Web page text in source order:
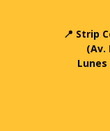
📍 Strip
(Av.